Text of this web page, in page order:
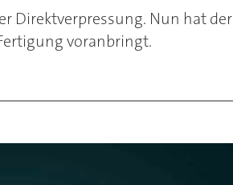
Direktverpressung. Nun hat der
voranbringt.